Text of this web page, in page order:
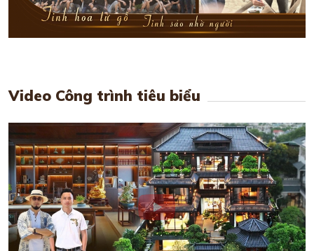
Video Công trình tiêu biểu